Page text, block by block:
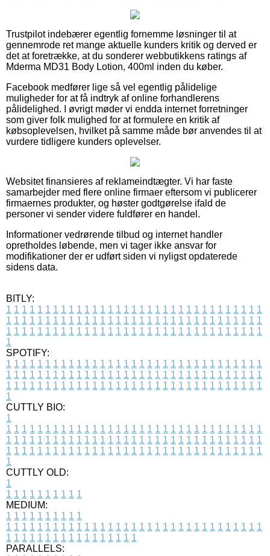
Trustpilot indebærer egentlig fornemme løsninger til at
gennemrode ret mange aktuelle kunders kritik og derved er
det at foretrække, at du sonderer webbutikkens ratings af
Mderma MD31 Body Lotion, 400ml inden du køber.
Facebook medfører lige så vel egentlig pålidelige
muligheder for at få indtryk af online forhandlerens
pålidelighed. I øvrigt møder vi endda internet forretninger
som giver folk mulighed for at formulere en kritik af
købsoplevelsen, hvilket på samme måde bør anvendes til at
vurdere tidligere kunders oplevelser.
Websitet finansieres af reklameindtægter. Vi har faste
samarbejder med flere online firmaer eftersom vi publicerer
firmaernes produkter, og høster godtgørelse ifald de
personer vi sender videre fuldfører en handel.
Informationer vedrørende tilbud og internet handler
opretholdes løbende, men vi tager ikke ansvar for
modifikationer der er udført siden vi nyligst opdaterede
sidens data.
BITLY:
1 1 1 1 1 1 1 1 1 1 1 1 1 1 1 1 1 1 1 1 1 1 1 1 1 1 1 1 1 1 1 1 1
1 1 1 1 1 1 1 1 1 1 1 1 1 1 1 1 1 1 1 1 1 1 1 1 1 1 1 1 1 1 1 1 1
1 1 1 1 1 1 1 1 1 1 1 1 1 1 1 1 1 1 1 1 1 1 1 1 1 1 1 1 1 1 1 1 1
1
SPOTIFY:
1 1 1 1 1 1 1 1 1 1 1 1 1 1 1 1 1 1 1 1 1 1 1 1 1 1 1 1 1 1 1 1 1
1 1 1 1 1 1 1 1 1 1 1 1 1 1 1 1 1 1 1 1 1 1 1 1 1 1 1 1 1 1 1 1 1
1 1 1 1 1 1 1 1 1 1 1 1 1 1 1 1 1 1 1 1 1 1 1 1 1 1 1 1 1 1 1 1 1
1
CUTTLY BIO:
1
1 1 1 1 1 1 1 1 1 1 1 1 1 1 1 1 1 1 1 1 1 1 1 1 1 1 1 1 1 1 1 1 1
1 1 1 1 1 1 1 1 1 1 1 1 1 1 1 1 1 1 1 1 1 1 1 1 1 1 1 1 1 1 1 1 1
1 1 1 1 1 1 1 1 1 1 1 1 1 1 1 1 1 1 1 1 1 1 1 1 1 1 1 1 1 1 1 1 1
1
CUTTLY OLD:
1
1 1 1 1 1 1 1 1 1 1
MEDIUM:
1 1 1 1 1 1 1 1 1 1
1 1 1 1 1 1 1 1 1 1 1 1 1 1 1 1 1 1 1 1 1 1 1 1 1 1 1 1 1 1 1 1 1
1 1 1 1 1 1 1 1 1 1 1 1 1 1 1 1 1
PARALLELS: